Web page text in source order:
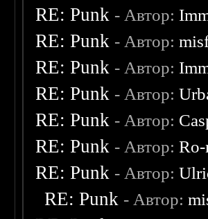
RE: Punk - Автор:
RE: Punk - Автор:
RE: Punk - Автор:
RE: Punk - Автор:
RE: Punk - Автор:
RE: Punk - Автор:Ro-
RE: Punk - Автор:
RE: Punk - Автор: